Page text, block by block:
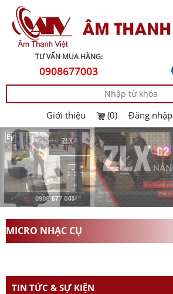
TƯ VẤN MUA HÀNG:
0908677003
Giới thiệu (0) Đăng nhập
MICRO NHẠC CỤ
TIN TỨC & SỰ KIỆN